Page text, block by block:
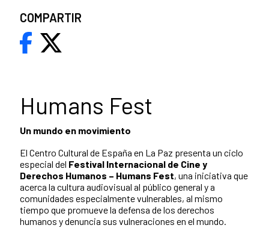
Humans Fest
Un mundo en movimiento
El Centro Cultural de España en La Paz presenta un ciclo
especial del Festival Internacional de Cine y
Derechos Humanos – Humans Fest, una iniciativa que
acerca la cultura audiovisual al público general y a
comunidades especialmente vulnerables, al mismo
tiempo que promueve la defensa de los derechos
humanos y denuncia sus vulneraciones en el mundo.
COMPARTIR